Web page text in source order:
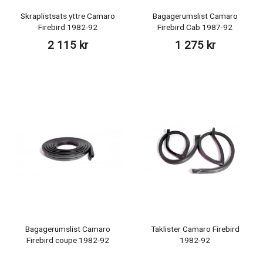
Skraplistsats yttre Camaro
Firebird 1982-92
2 115 kr
Bagagerumslist Camaro
Firebird Cab 1987-92
1 275 kr
Bagagerumslist Camaro
Firebird coupe 1982-92
Taklister Camaro Firebird
1982-92